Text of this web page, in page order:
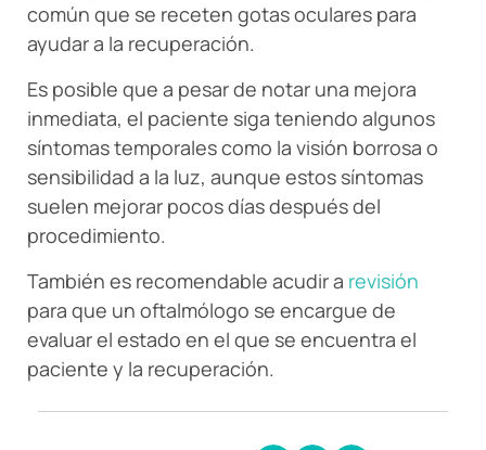
común que se receten gotas oculares para
ayudar a la recuperación.
Es posible que a pesar de notar una mejora
inmediata, el paciente siga teniendo algunos
síntomas temporales como la visión borrosa o
sensibilidad a la luz, aunque estos síntomas
suelen mejorar pocos días después del
procedimiento.
También es recomendable acudir a revisión
para que un oftalmólogo se encargue de
evaluar el estado en el que se encuentra el
paciente y la recuperación.